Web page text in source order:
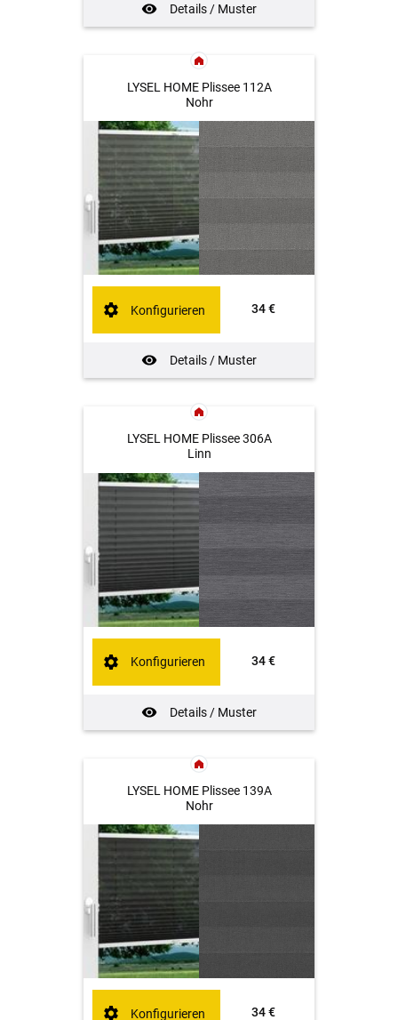
Details / Muster
LYSEL HOME Plissee 112A
Nohr
34 €
Details / Muster
Konfigurieren
LYSEL HOME Plissee 306A
Linn
34 €
Details / Muster
Konfigurieren
LYSEL HOME Plissee 139A
Nohr
34 €
Konfigurieren